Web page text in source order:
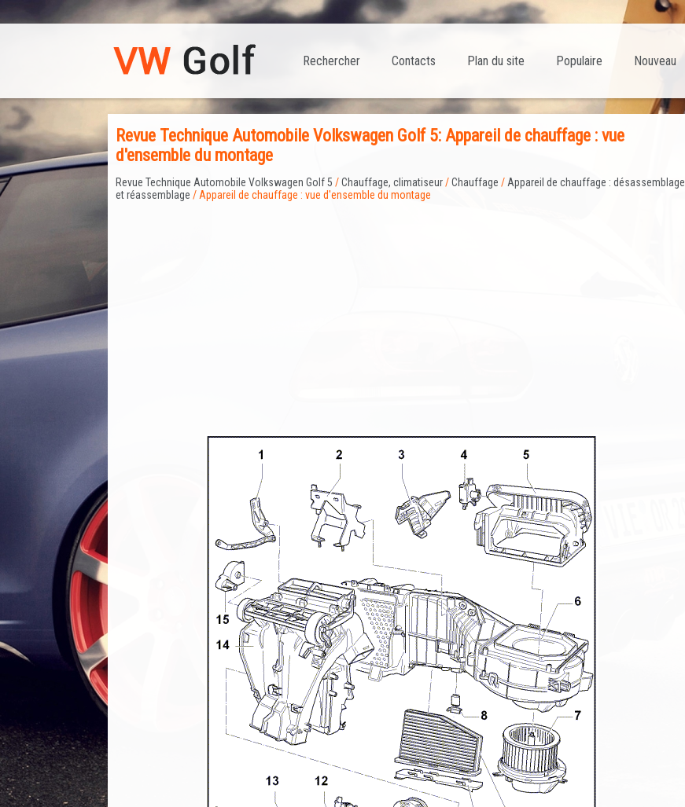
Nouveau
Populaire
Plan du site
Contacts
Rechercher
Revue Technique Automobile Volkswagen Golf 5: Appareil de chauffage : vue
d'ensemble du montage
Revue Technique Automobile Volkswagen Golf 5 /Chauffage, climatiseur/Chauffage /Appareil de chauffage : désassemblage
et réassemblage / Appareil de chauffage : vue d'ensemble du montage